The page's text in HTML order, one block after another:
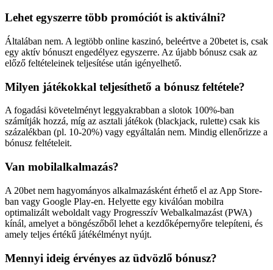
Lehet egyszerre több promóciót is aktiválni?
Általában nem. A legtöbb online kaszinó, beleértve a 20betet is, csak
egy aktív bónuszt engedélyez egyszerre. Az újabb bónusz csak az
előző feltételeinek teljesítése után igényelhető.
Milyen játékokkal teljesíthető a bónusz feltétele?
A fogadási követelményt leggyakrabban a slotok 100%-ban
számítják hozzá, míg az asztali játékok (blackjack, rulette) csak kis
százalékban (pl. 10-20%) vagy egyáltalán nem. Mindig ellenőrizze a
bónusz feltételeit.
Van mobilalkalmazás?
A 20bet nem hagyományos alkalmazásként érhető el az App Store-
ban vagy Google Play-en. Helyette egy kiválóan mobilra
optimalizált weboldalt vagy Progresszív Webalkalmazást (PWA)
kínál, amelyet a böngészőből lehet a kezdőképernyőre telepíteni, és
amely teljes értékű játékélményt nyújt.
Mennyi ideig érvényes az üdvözlő bónusz?